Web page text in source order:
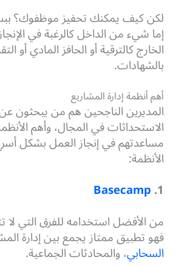
لكن كيف يمكنك تحفيز موظفوك؟
إما شيء من الداخل كالرغبة في
الخارج كالترقية أو الحافز المادي أو
بالشهادات.
أهم أنظمة إدارة المشاريع
المديرين الناجحين هم من يبحثون
الاستحداثات في المجال، وأهم
مساعدتهم في إنجاز العمل بشكل
الأنظمة:
1.
Basecamp
فهو تطبيق ممتاز يجمع بين إدارة
السحابي، والمحادثات الجماعية.